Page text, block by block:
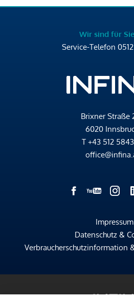
Wir sind für
Service-Telefon
Brixner Straße
6020
T +43 512
Impressum
Datenschutz &
Verbraucherschutzinformation